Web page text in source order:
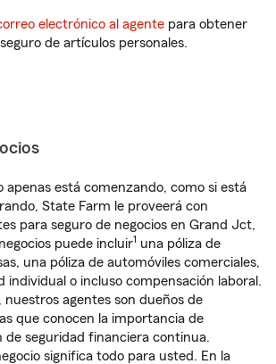
electrónico al agente para obtener
de artículos personales.
apenas está comenzando, como si está
State Farm le proveerá con
para seguro de negocios en Grand Jct,
puede incluir1 una póliza de
una póliza de automóviles comerciales,
individual o incluso compensación laboral.
nuestros agentes son dueños de
que conocen la importancia de
de seguridad financiera continua.
significa todo para usted. En la